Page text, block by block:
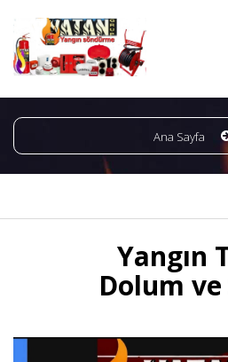
Ana Sayfa
Yangın
Dolum ve